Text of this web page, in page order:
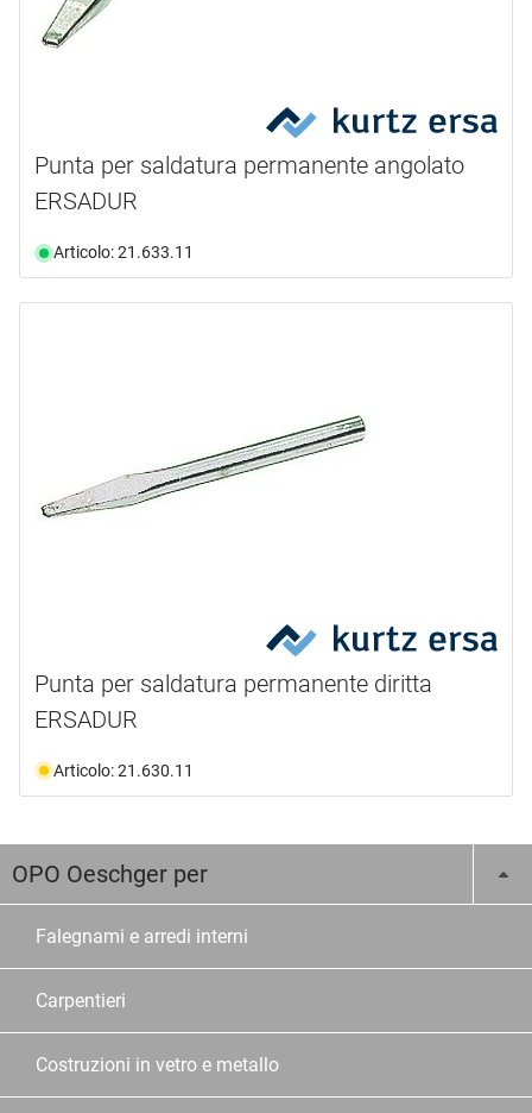
Punta per saldatura permanente angolato
ERSADUR
Articolo: 21.633.11
Punta per saldatura permanente diritta
ERSADUR
Articolo: 21.630.11
OPO Oeschger per
Falegnami e arredi interni
Carpentieri
Costruzioni in vetro e metallo